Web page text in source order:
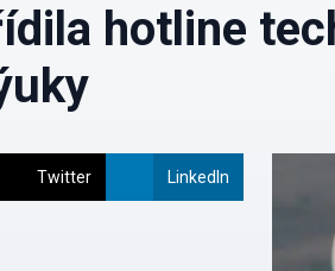
hotline
Twitter LinkedIn